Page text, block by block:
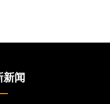
新闻